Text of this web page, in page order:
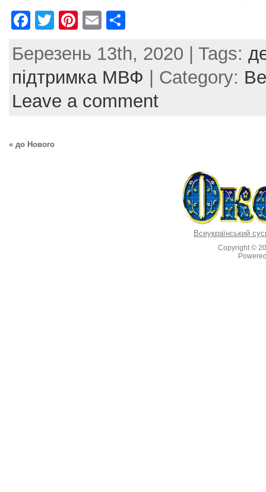
F
c
e
b
k
T
itt
er
Pi
er
e
st
E
ai
l
ar
e
Березень 13th, 2020 | Tags:
підтримка МВФ | Category:
Leave a comment
« до Нового
Всеукраїнський
Copyright ©